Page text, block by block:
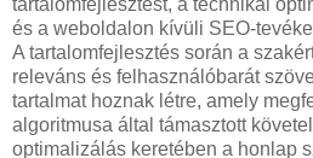
és a weboldalon kívüli SEO-
A tartalomfejlesztés során a
releváns és felhasználóbarát
tartalmat hoznak létre, amely
algoritmusa által támasztott
optimalizálás keretében a honlap